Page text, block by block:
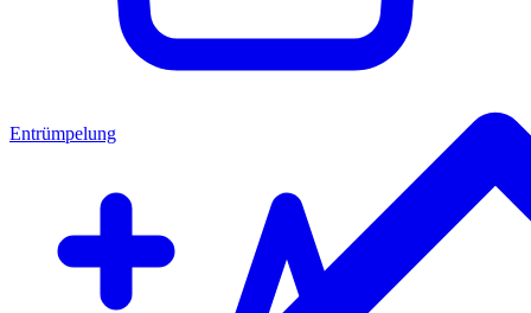
Entrümpelung